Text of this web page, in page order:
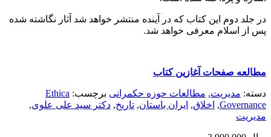
در جلد دوم این کتاب که در آینده منتشر خواهد شد آثار نگاشته شده
پس از اسلام معرفی خواهد شد.
مطالعه صفحات آغازین کتاب
دسته: مديريت, مطالعات حوزه حکمرانی برچسب: Ethica
Governance
, اخلاق, ایران باستان, تاریخ, دکتر سید علی علوی,
مدیریت